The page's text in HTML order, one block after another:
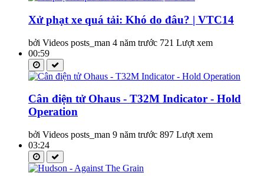
Xử phạt xe quá tải: Khó do đâu? | VTC14
bởi Videos posts_man 4 năm trước 721 Lượt xem
00:59
Cân điện tử Ohaus - T32M Indicator - Hold
Operation
bởi Videos posts_man 9 năm trước 897 Lượt xem
03:24